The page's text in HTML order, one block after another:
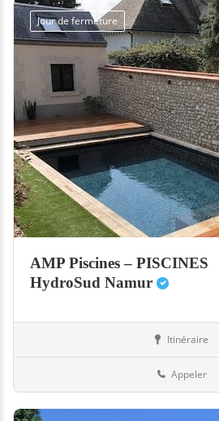
Jour de fermeture
AMP Piscines – PISCINES
HydroSud Namur
Itinéraire
Appeler